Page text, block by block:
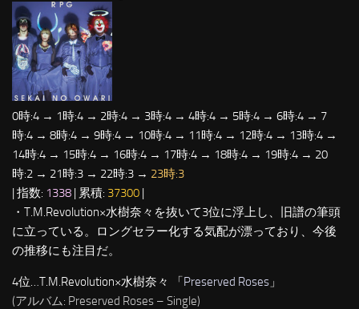
0時:4 → 1時:4 → 2時:4 → 3時:4 → 4時:4 → 5時:4 → 6時:4 → 7
時:4 → 8時:4 → 9時:4 → 10時:4 → 11時:4 → 12時:4 → 13時:4 →
14時:4 → 15時:4 → 16時:4 → 17時:4 → 18時:4 → 19時:4 → 20
時:2 → 21時:3 → 22時:3 → 23時:3
| 指数: 1338 | 累積: 37300 |
・T.M.Revolution×水樹奈々を抜いて3位に浮上し、旧譜の筆頭
に立っている。ロングセラー化する気配が漂っており、今後
の推移にも注目だ。
4位…T.M.Revolution×水樹奈々 「Preserved Roses 」
(アルバム: Preserved Roses – Single)